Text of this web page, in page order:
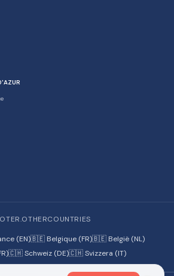
(EN)🇧🇪 Belgique (FR)🇧🇪 België (NL)
🇨🇭 Schweiz (DE)🇨🇭 Svizzera (IT)